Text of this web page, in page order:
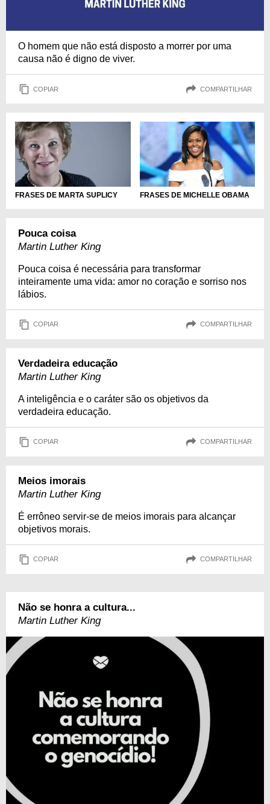
O homem que não está disposto a morrer por uma
causa não é digno de viver.
COPIAR COMPARTILHAR
FRASES DE MARTA SUPLICY FRASES DE MICHELLE OBAMA
Pouca coisa
Martin Luther King
Pouca coisa é necessária para transformar
inteiramente uma vida: amor no coração e sorriso nos
lábios.
COPIAR COMPARTILHAR
Verdadeira educação
Martin Luther King
A inteligência e o caráter são os objetivos da
verdadeira educação.
COPIAR COMPARTILHAR
Meios imorais
Martin Luther King
É errôneo servir-se de meios imorais para alcançar
objetivos morais.
COPIAR COMPARTILHAR
Não se honra a cultura...
Martin Luther King